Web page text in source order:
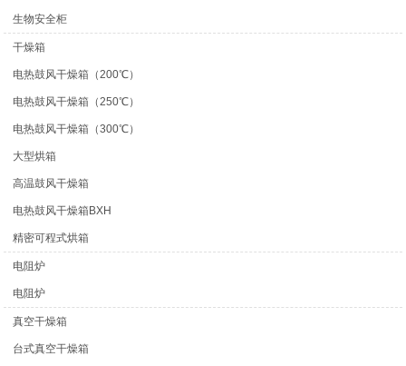
生物安全柜
干燥箱
电热鼓风干燥箱（200℃）
电热鼓风干燥箱（250℃）
电热鼓风干燥箱（300℃）
大型烘箱
高温鼓风干燥箱
电热鼓风干燥箱BXH
精密可程式烘箱
电阻炉
电阻炉
真空干燥箱
台式真空干燥箱